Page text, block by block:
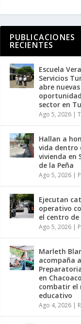
PUBLICACIONES
RECIENTES
Escuela
Servicios
abre nuevas
sector en
Ago 5, 2026|
Hallan a
vida dentro
vivienda en
de la Peña
Ago 5, 2026|
Ejecutan
operativo
el centro
Ago 5, 2026|
Marleth
acompaña
en
combatir el
educativo
Ago 4, 2026|